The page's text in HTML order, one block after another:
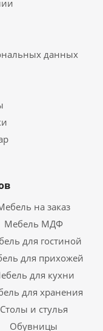
данных
на заказ
Мебель МДФ
для гостиной
для прихожей
для кухни
для хранения
Столы и стулья
Обувницы